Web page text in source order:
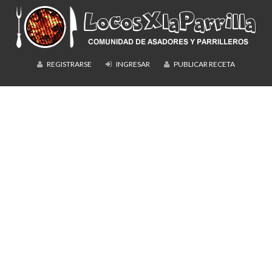
REGISTRARSE INGRESAR PUBLICAR RECETA